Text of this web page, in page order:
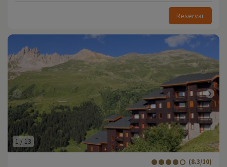
Reservar
1 / 13
(8.3/10)